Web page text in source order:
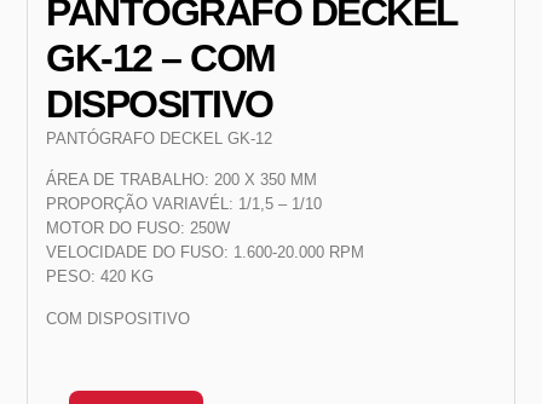
PANTÓGRAFO DECKEL
GK-12 – COM
DISPOSITIVO
PANTÓGRAFO DECKEL GK-12
ÁREA DE TRABALHO: 200 X 350 MM
PROPORÇÃO VARIAVÉL: 1/1,5 – 1/10
MOTOR DO FUSO: 250W
VELOCIDADE DO FUSO: 1.600-20.000 RPM
PESO: 420 KG
COM DISPOSITIVO